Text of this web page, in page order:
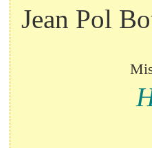
Jean Pol